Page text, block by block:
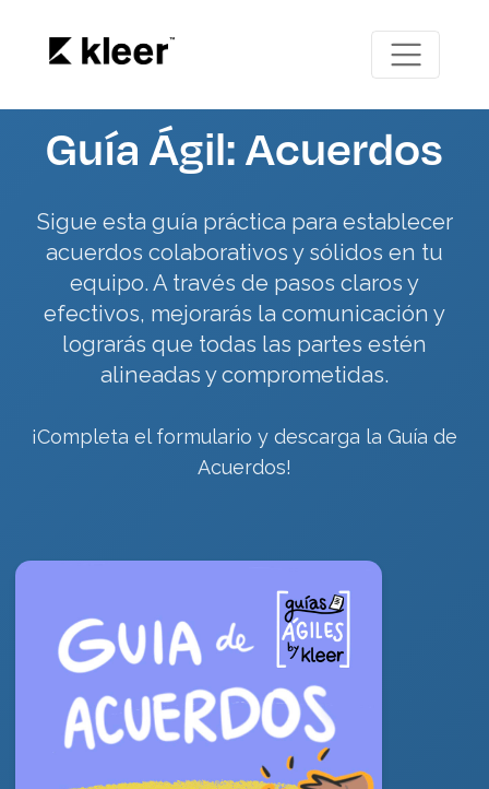
Guía Ágil: Acuerdos
Sigue esta guía práctica para establecer
acuerdos colaborativos y sólidos en tu
equipo. A través de pasos claros y
efectivos, mejorarás la comunicación y
lograrás que todas las partes estén
alineadas y comprometidas.
¡Completa el formulario y descarga la Guía de
Acuerdos!